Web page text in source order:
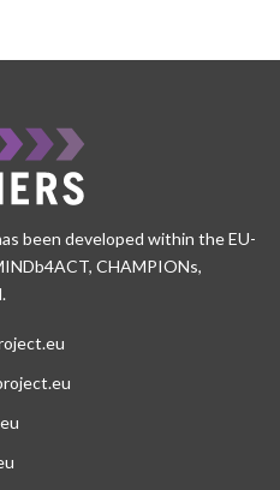
been developed within the EU-
CHAMPIONs,